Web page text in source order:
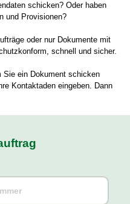
schicken? Oder haben
und Provisionen?
oder nur Dokumente mit
schnell und sicher.
Sie ein Dokument schicken
Kontaktaden eingeben. Dann